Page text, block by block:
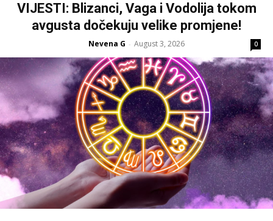
VIJESTI: Blizanci, Vaga i Vodolija tokom
avgusta dočekuju velike promjene!
Nevena G - August 3, 2026 0